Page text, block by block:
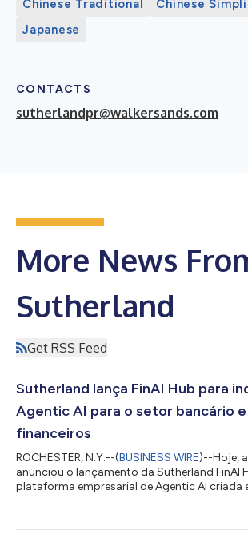
Chinese Traditional
Chinese
Japanese
CONTACTS
sutherlandpr@walkersands.com
More News
Sutherland
Get RSS Feed
Sutherland lança FinAI Hub para
Agentic AI para o setor bancário
financeiros
ROCHESTER, N.Y.--(BUSINESS WIRE)--Hoje,
anunciou o lançamento da Sutherland FinAI
plataforma empresarial de Agentic AI criada
iniciativas permanecem confinadas a